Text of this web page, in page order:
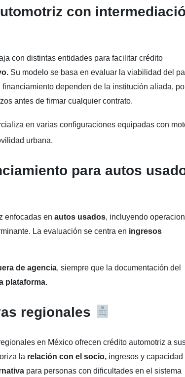
con
con distintas entidades para facilitar crédito
Su modelo se basa en evaluar la viabilidad del
dependen de la institución aliada,
antes de firmar cualquier contrato.
en varias configuraciones equipadas con
urbana.
para autos
enfocadas en autos usados, incluyendo
La evaluación se centra en ingresos
de agencia, siempre que la documentación del
plataforma.
regionales
en México ofrecen crédito automotriz a
la relación con el socio, ingresos y capacidad
para personas con dificultades en el sistema